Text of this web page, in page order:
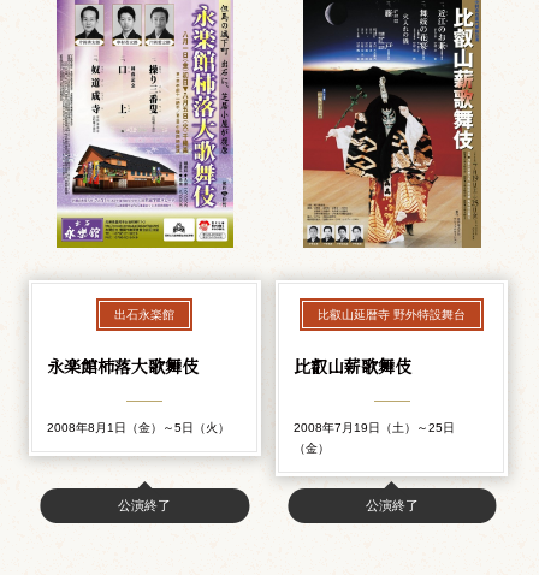
出石永楽館
永楽館柿落大歌舞伎
2008年8月1日（金）～5日（火）
公演終了
比叡山延暦寺 野外特設舞台
比叡山薪歌舞伎
2008年7月19日（土）～25日
（金）
公演終了